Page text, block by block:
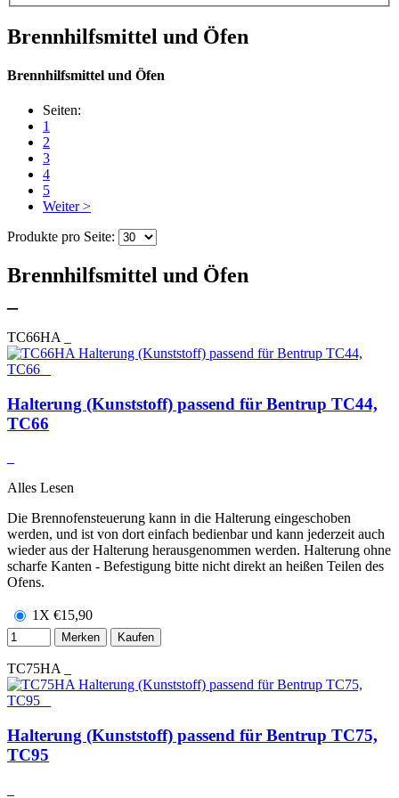
Brennhilfsmittel und Öfen
Brennhilfsmittel und Öfen
Seiten:
1
2
3
4
5
Weiter >
Produkte pro Seite:
Brennhilfsmittel und Öfen
TC66HA
Halterung (Kunststoff) passend für Bentrup TC44,
TC66
Alles Lesen
Die Brennofensteuerung kann in die Halterung eingeschoben
werden, und ist von dort einfach bedienbar und kann jederzeit auch
wieder aus der Halterung herausgenommen werden. Halterung ohne
scharfe Kanten - Befestigung bitte nicht direkt an heißen Teilen des
Ofens.
1X €15,90
Merken Kaufen
TC75HA
Halterung (Kunststoff) passend für Bentrup TC75,
TC95